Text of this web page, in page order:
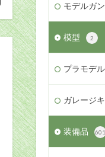
モデルガン
模型 2
プラモデル
ガレージ
装備品 601